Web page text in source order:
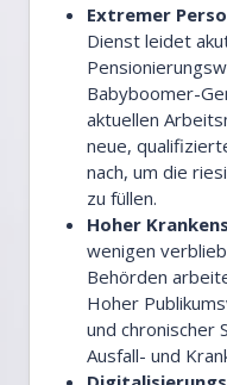
Extremer
Dienst leidet
Babyboomer-
aktuellen
neue,
nach, um die
zu füllen.
Hoher
wenigen
Behörden
Hoher
und chronischer
Ausfall- und